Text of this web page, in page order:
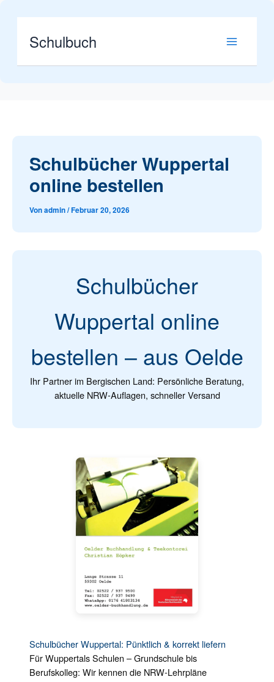
springenSchulbuch
Schulbücher Wuppertal
online bestellen
Vonadmin/Februar 20, 2026
Schulbücher
Wuppertal online
bestellen – aus Oelde
Ihr Partner im Bergischen Land: Persönliche Beratung,
aktuelle NRW-Auflagen, schneller Versand
Schulbücher Wuppertal: Pünktlich & korrekt liefern
Für Wuppertals Schulen – Grundschule bis
Berufskolleg: Wir kennen die NRW-Lehrpläne